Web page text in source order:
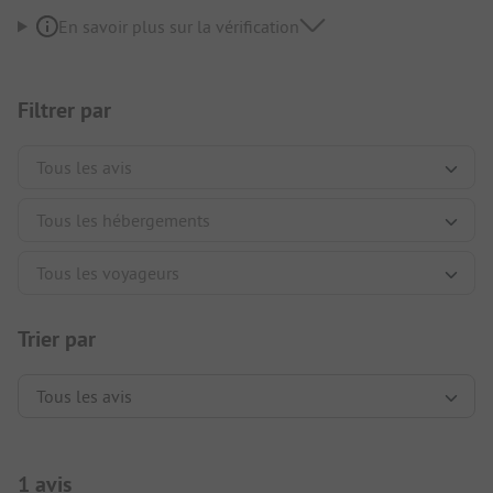
En savoir plus sur la vérification
Filtrer par
Trier par
1 avis